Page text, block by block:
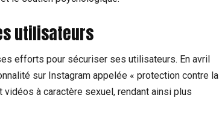
utilisateurs
efforts pour sécuriser ses utilisateurs. En avril
sur Instagram appelée « protection contre la
à caractère sexuel, rendant ainsi plus